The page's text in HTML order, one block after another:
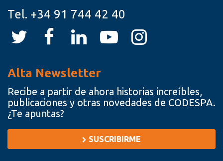
Tel. +34 91 744 42 40
Alta Newsletter
Recibe a partir de ahora historias increíbles,
publicaciones y otras novedades de CODESPA.
¿Te apuntas?
SUSCRIBIRME